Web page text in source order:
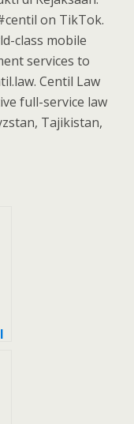
on TikTok.
class mobile
services to
Centil Law
full-service law
Tajikistan,